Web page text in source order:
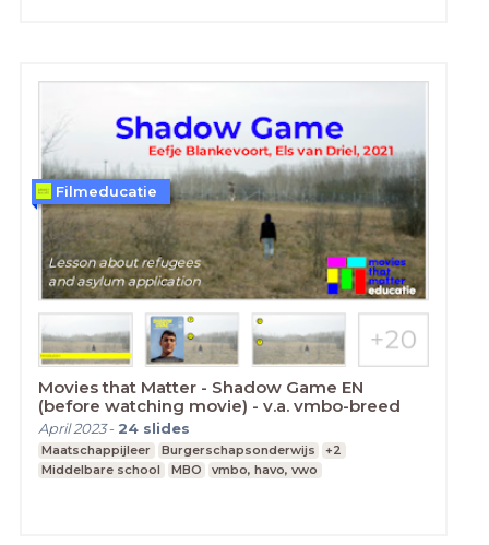
Movies that Matter - Shadow Game EN
(before watching movie) - v.a. vmbo-breed
April 2023- 24 slides
Maatschappijleer Burgerschapsonderwijs
+2
Middelbare school
MBO vmbo, havo, vwo
Filmeducatie